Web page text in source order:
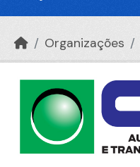
Organizações